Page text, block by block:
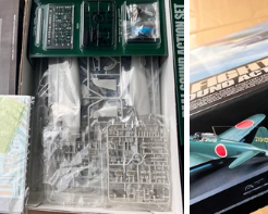
容用品買取 ゲーム買取 電